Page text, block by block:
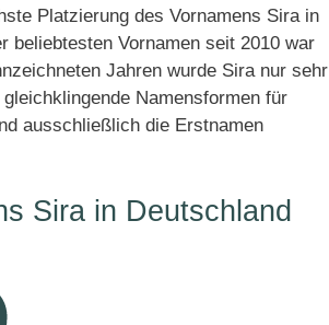
Platzierung des Vornamens Sira in
beliebtesten Vornamen seit 2010 war
Jahren wurde Sira nur sehr
Namensformen für
ausschließlich die Erstnamen
Sira in Deutschland